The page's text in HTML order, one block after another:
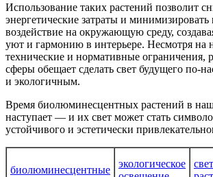
Использование таких растений позволит
энергетические затраты и минимизировать
воздействие на окружающую среду,
уют и гармонию в интерьере. Несмотря на
технические и нормативные ограничения,
сферы обещает сделать свет будущего по-
и экологичным.
Время биолюминесцентных растений в
наступает — и их свет может стать
устойчивого и эстетически
биолюминесцентные
экологическое